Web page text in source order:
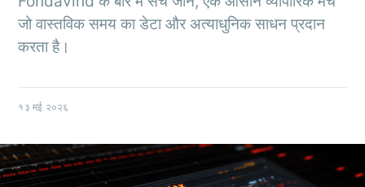
जो वास्तविक समय का डेटा और अत्याधुनिक साधन प्रदान
करता है।
१३ मई २०२६